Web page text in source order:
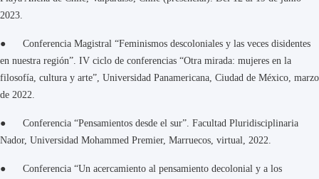
2023.
● Conferencia Magistral “Feminismos descoloniales y las veces disidentes
en nuestra región”. IV ciclo de conferencias “Otra mirada: mujeres en la
filosofía, cultura y arte”, Universidad Panamericana, Ciudad de México, marzo
de 2022.
● Conferencia “Pensamientos desde el sur”. Facultad Pluridisciplinaria
Nador, Universidad Mohammed Premier, Marruecos, virtual, 2022.
● Conferencia “Un acercamiento al pensamiento decolonial y a los